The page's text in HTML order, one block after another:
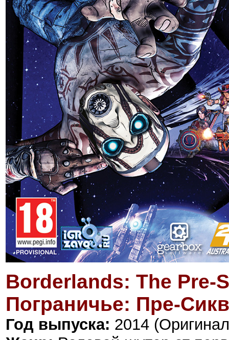
Borderlands: The Pre-
Пограничье: Пре-
Год выпуска: 2014